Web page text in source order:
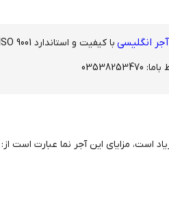
آجر انگلیسی با کیفیت و استاندارد ISO 9001 است.
03538253470
است، مزایای این آجر نما عبارت است از: